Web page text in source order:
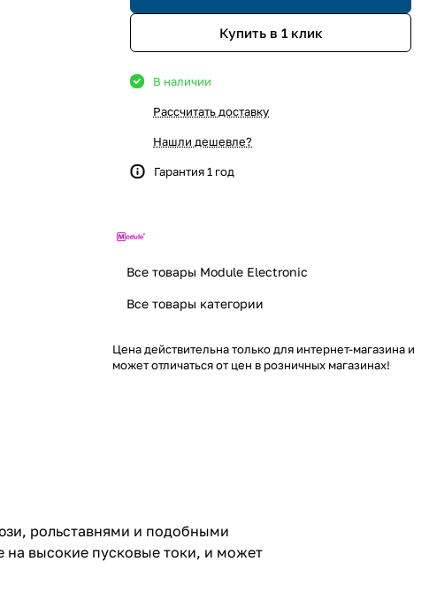
Купить в 1 клик
В наличии
Рассчитать доставку
Нашли дешевле?
Гарантия 1 год
Все товары Module Electronic
Все товары категории
Цена действительна только для интернет-магазина и
может отличаться от цен в розничных магазинах!
рольставнями и подобными
на высокие пусковые токи, и может